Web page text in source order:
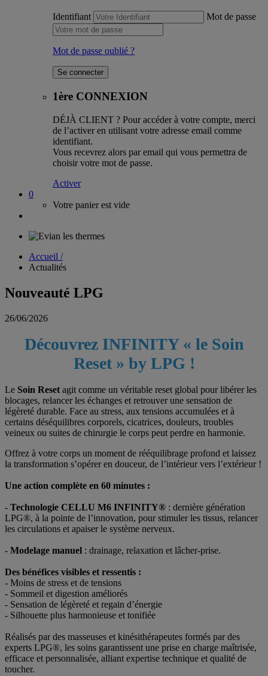
Identifiant Mot de passe
Mot de passe oublié ?
1ère CONNEXION
DÉJÀ CLIENT ? Pour accéder à votre compte, merci
de l’activer en utilisant votre adresse email comme
identifiant.
Vous recevrez alors par email qui vous permettra de
choisir votre mot de passe.
Activer
0
Votre panier est vide
Accueil /
Actualités
Nouveauté LPG
26/06/2026
Découvrez INFINITY « le Soin
Reset » by LPG !
Le Soin Reset agit comme un véritable reset global pour libérer les
blocages, relancer les échanges et retrouver une sensation de
légèreté durable. Face au stress, aux tensions accumulées et à
certains déséquilibres corporels, cicatrices, douleurs, troubles
veineux ou suites de chirurgie le corps peut perdre en harmonie.
Offrez à votre corps un moment de rééquilibrage profond et laissez
la transformation s’opérer en douceur, de l’intérieur vers l’extérieur !
Une action complète en 60 minutes :
- Technologie CELLU M6 INFINITY® : dernière génération
LPG®, à la pointe de l’innovation, pour stimuler les tissus, relancer
les circulations et apaiser le système nerveux.
- Modelage manuel : drainage, relaxation et lâcher-prise.
Des bénéfices visibles et ressentis :
- Moins de stress et de tensions
- Sommeil et digestion améliorés
- Sensation de légèreté et regain d’énergie
- Silhouette plus harmonieuse et tonifiée
Réalisés par des masseuses et kinésithérapeutes formés par des
experts LPG®, les soins garantissent une prise en charge maîtrisée,
efficace et personnalisée, alliant expertise technique et qualité de
toucher.